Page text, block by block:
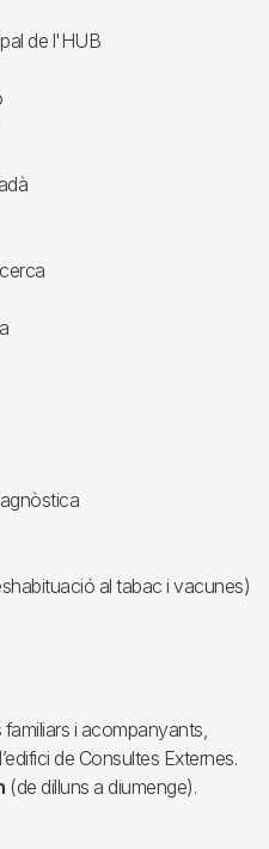
de l'HUB
al tabac i vacunes)
i acompanyants,
de Consultes Externes.
(de dilluns a diumenge).